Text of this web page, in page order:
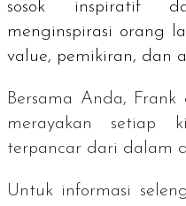
sosok inspiratif
menginspirasi orang
value, pemikiran, dan
Bersama Anda,
merayakan setiap
terpancar dari dalam
Untuk informasi